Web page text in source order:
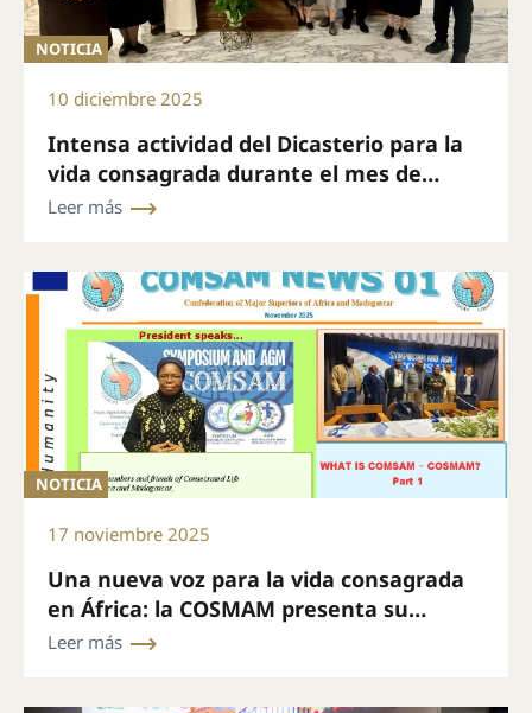
NOTICIA
10 diciembre 2025
Intensa actividad del Dicasterio para la
vida consagrada durante el mes de
noviembre
Leer más
NOTICIA
17 noviembre 2025
Una nueva voz para la vida consagrada
en África: la COSMAM presenta su
boletín mensual
Leer más